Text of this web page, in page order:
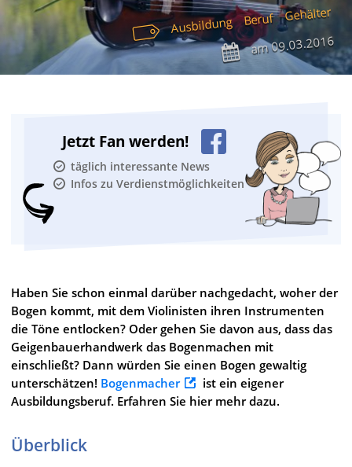
Ausbildung Beruf Gehälter
am09.03.2016
Jetzt Fan werden!
täglich interessante News
Infos zu Verdienstmöglichkeiten
Haben Sie schon einmal darüber nachgedacht, woher der
Bogen kommt, mit dem Violinisten ihren Instrumenten
die Töne entlocken? Oder gehen Sie davon aus, dass das
Geigenbauerhandwerk das Bogenmachen mit
einschließt? Dann würden Sie einen Bogen gewaltig
unterschätzen! Bogenmacher
ist ein eigener
Ausbildungsberuf. Erfahren Sie hier mehr dazu.
Überblick